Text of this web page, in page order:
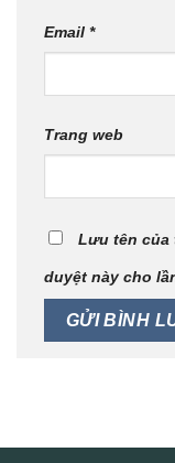
Email *
Trang web
Lưu tên của
duyệt này cho